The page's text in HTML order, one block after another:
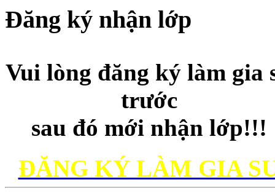
Đăng ký nhận lớp
Vui lòng đăng ký làm gia
trước
sau đó mới nhận lớp!!!
ĐĂNG KÝ LÀM GIA